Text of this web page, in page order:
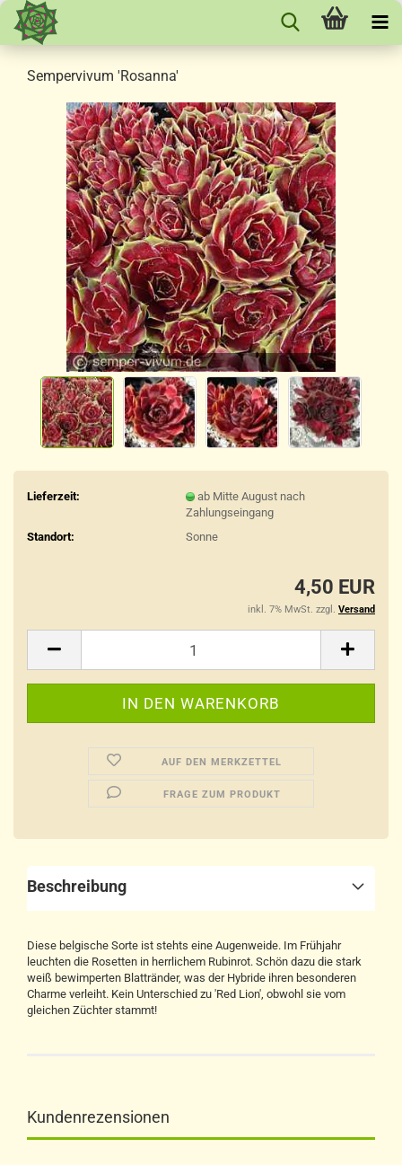
Sempervivum 'Rosanna'
Lieferzeit:
ab Mitte August nach
Zahlungseingang
Standort:
Sonne
4,50 EUR
inkl. 7% MwSt. zzgl. Versand
AUF DEN MERKZETTEL
FRAGE ZUM PRODUKT
Beschreibung
Diese belgische Sorte ist stehts eine Augenweide. Im Frühjahr
leuchten die Rosetten in herrlichem Rubinrot. Schön dazu die stark
weiß bewimperten Blattränder, was der Hybride ihren besonderen
Charme verleiht. Kein Unterschied zu 'Red Lion', obwohl sie vom
gleichen Züchter stammt!
Kundenrezensionen